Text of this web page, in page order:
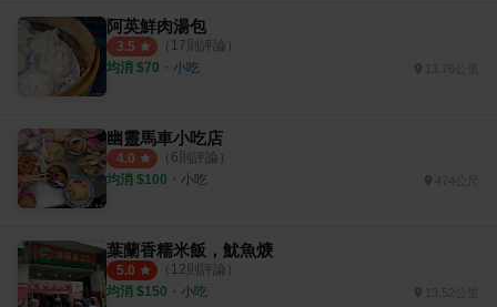
阿英鮮肉湯包
3.5 （ 17則評論）
均消 $70 ・ 小吃
幽靈馬車小吃店
4.0 （ 6則評論）
均消 $100 ・ 小吃 474公尺
葉蘭香糯米飯，魷魚焿
5.0 （ 12則評論）
均消 $150 ・ 小吃 13.52公里